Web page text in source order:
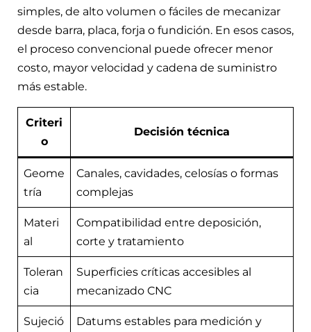
simples, de alto volumen o fáciles de mecanizar
desde barra, placa, forja o fundición. En esos casos,
el proceso convencional puede ofrecer menor
costo, mayor velocidad y cadena de suministro
más estable.
Criteri
o
Decisión técnica
Geome
tría
Canales, cavidades, celosías o formas
complejas
Materi
al
Compatibilidad entre deposición,
corte y tratamiento
Toleran
cia
Superficies críticas accesibles al
mecanizado CNC
Sujeció
Datums estables para medición y